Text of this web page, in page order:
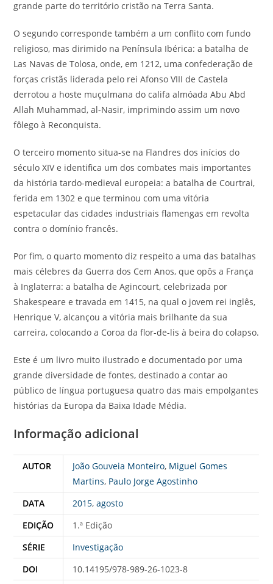
grande parte do território cristão na Terra Santa.
O segundo corresponde também a um conflito com fundo
religioso, mas dirimido na Península Ibérica: a batalha de
Las Navas de Tolosa, onde, em 1212, uma confederação de
forças cristãs liderada pelo rei Afonso VIII de Castela
derrotou a hoste muçulmana do califa almóada Abu Abd
Allah Muhammad, al-Nasir, imprimindo assim um novo
fôlego à Reconquista.
O terceiro momento situa-se na Flandres dos inícios do
século XIV e identifica um dos combates mais importantes
da história tardo-medieval europeia: a batalha de Courtrai,
ferida em 1302 e que terminou com uma vitória
espetacular das cidades industriais flamengas em revolta
contra o domínio francês.
Por fim, o quarto momento diz respeito a uma das batalhas
mais célebres da Guerra dos Cem Anos, que opôs a França
à Inglaterra: a batalha de Agincourt, celebrizada por
Shakespeare e travada em 1415, na qual o jovem rei inglês,
Henrique V, alcançou a vitória mais brilhante da sua
carreira, colocando a Coroa da flor-de-lis à beira do colapso.
Este é um livro muito ilustrado e documentado por uma
grande diversidade de fontes, destinado a contar ao
público de língua portuguesa quatro das mais empolgantes
histórias da Europa da Baixa Idade Média.
Informação adicional
AUTOR João Gouveia Monteiro, Miguel Gomes
Martins, Paulo Jorge Agostinho
DATA
2015,agosto
EDIÇÃO
1.ª Edição
SÉRIE
Investigação
DOI
10.14195/978-989-26-1023-8